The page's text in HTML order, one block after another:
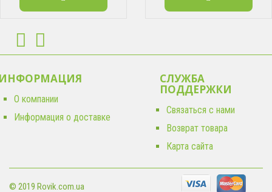
О компании
Информация о доставке
СЛУЖБА
ПОДДЕРЖКИ
Связаться с нами
Возврат товара
Карта сайта
© 2019 Rovik.com.ua